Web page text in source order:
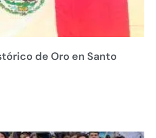
de Oro en Santo